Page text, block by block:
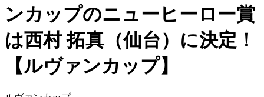
ンカップのニューヒーロー賞
は西村 拓真（仙台）に決定！
【ルヴァンカップ】